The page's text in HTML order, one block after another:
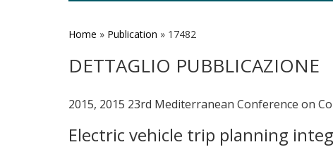
Home » Publication » 17482
DETTAGLIO PUBBLICAZIONE
2015, 2015 23rd Mediterranean Conference on
Electric vehicle trip planning